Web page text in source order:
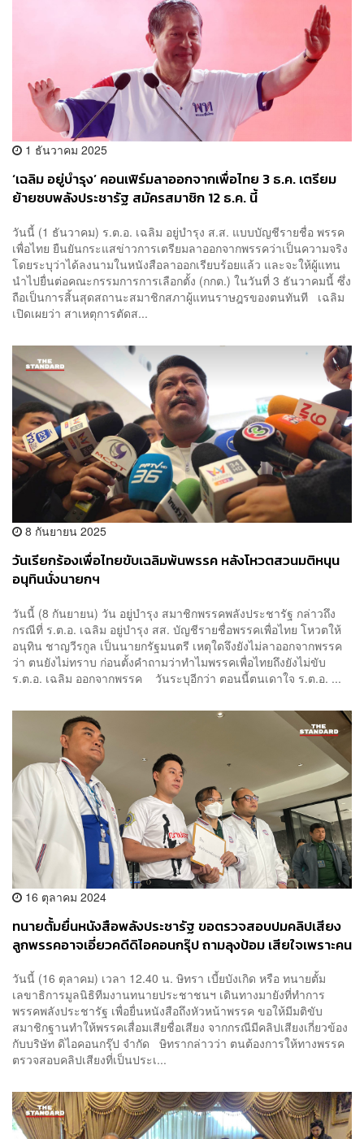
1 ธันวาคม 2025
‘เฉลิม อยู่บำรุง’ คอนเฟิร์มลาออกจากเพื่อไทย 3 ธ.ค. เตรียม
ย้ายซบพลังประชารัฐ สมัครสมาชิก 12 ธ.ค. นี้
วันนี้ (1 ธันวาคม) ร.ต.อ. เฉลิม อยู่บำรุง ส.ส. แบบบัญชีรายชื่อ พรรค
เพื่อไทย ยืนยันกระแสข่าวการเตรียมลาออกจากพรรคว่าเป็นความจริง
โดยระบุว่าได้ลงนามในหนังสือลาออกเรียบร้อยแล้ว และจะให้ผู้แทน
นำไปยื่นต่อคณะกรรมการการเลือกตั้ง (กกต.) ในวันที่ 3 ธันวาคมนี้ ซึ่ง
ถือเป็นการสิ้นสุดสถานะสมาชิกสภาผู้แทนราษฎรของตนทันที เฉลิม
เปิดเผยว่า สาเหตุการตัดส...
8 กันยายน 2025
วันเรียกร้องเพื่อไทยขับ​เฉลิมพ้นพรรค หลังโหวตสวนมติหนุน​
อนุทินนั่งนายกฯ
วันนี้ (8 กันยายน) วัน​ อยู่บำรุง​ สมาชิกพรรคพลังประชารัฐ​ กล่าวถึง
กรณีที่ ร.ต.อ. เฉลิม​ อยู่​บำรุง​ สส. บัญชีรายชื่อพรรคเพื่อไทย​ โหวตให้
อนุทิน​ ชาญ​วี​รกูล​ เป็นนายกรัฐมนตรี​ เหตุใดจึงยังไม่ลาออกจากพรรค
ว่า​ ตนยังไม่ทราบ​ ก่อนตั้งคำถามว่าทำไมพรรคเพื่อไทยถึงยังไม่ขับ
ร.ต.อ. เฉลิม​ ออกจากพรรค วันระบุอีกว่า​ ตอนนี้ตนเดาใจ ร.ต.อ. ...
16 ตุลาคม 2024
ทนายตั้มยื่นหนังสือพลังประชารัฐ ขอตรวจสอบปมคลิปเสียง
ลูกพรรคอาจเอี่ยวคดีดิไอคอนกรุ๊ป ถามลุงป้อม เสียใจเพราะคน
วันนี้ (16 ตุลาคม) เวลา 12.40 น. ษิทรา เบี้ยบังเกิด หรือ ทนายตั้ม
เลขาธิการมูลนิธิทีมงานทนายประชาชนฯ เดินทางมายังที่ทำการ
พรรคพลังประชารัฐ เพื่อยื่นหนังสือถึงหัวหน้าพรรค ขอให้มีมติขับ
สมาชิกฐานทำให้พรรคเสื่อมเสียชื่อเสียง จากกรณีมีคลิปเสียงเกี่ยวข้อง
กับบริษัท ดิไอคอนกรุ๊ป จำกัด ษิทรากล่าวว่า ตนต้องการให้ทางพรรค
ตรวจสอบคลิปเสียงที่เป็นประเ...